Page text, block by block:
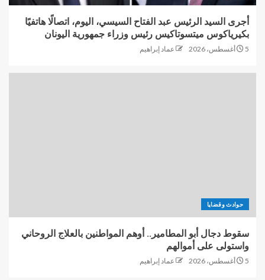
أجرى السيد الرئيس عبد الفتاح السيسي، اليوم، اتصالًا هاتفيًا
بكيرياكوس ميتسوتاكيس رئيس وزراء جمهورية اليونان
5 أغسطس، 2026 عماد إبراهيم
حوادث وقضايا
سقوط دجال أبو المطامير.. أوهم المواطنين بالعلاج الروحاني
واستولى على أموالهم
5 أغسطس، 2026 عماد إبراهيم